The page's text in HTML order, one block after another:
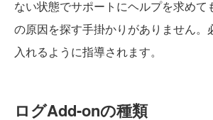
ない状態でサポートにヘルプを求めて
の原因を探す手掛かりがありません。
入れるように指導されます。
ログAdd-onの種類